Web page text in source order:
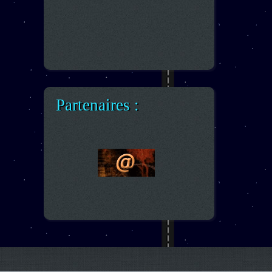
Partenaires :